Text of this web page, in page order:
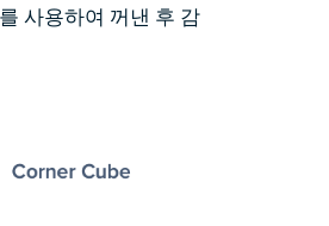
사용하여 꺼낸 후 감